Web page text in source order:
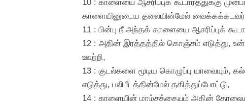
காளையினுடைய தலையின்மேல்
11 : பின்பு நீ அந்தக் காளையை ஆசரிப்புக்
12 : அதின் இரத்தத்தில் கொஞ்சம் எடுத்து, உன்
ஊற்றி,
13 : குடல்களை மூடிய கொழுப்பு
எடுத்து, பலிபீடத்தின்மேல் தகித்துப்போட்டு,
14 : காளையின் மாம்சத்தையும் அதின்